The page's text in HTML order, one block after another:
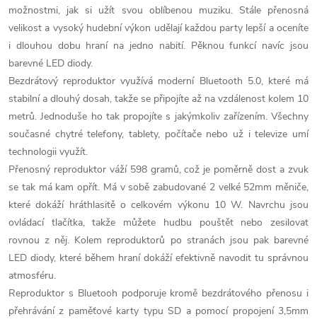
možnostmi, jak si užít svou oblíbenou muziku. Stále přenosná
velikost a vysoký hudební výkon udělají každou party lepší a oceníte
i dlouhou dobu hraní na jedno nabití. Pěknou funkcí navíc jsou
barevné LED diody.
Bezdrátový reproduktor využívá moderní Bluetooth 5.0, které má
stabilní a dlouhý dosah, takže se připojíte až na vzdálenost kolem 10
metrů. Jednoduše ho tak propojíte s jakýmkoliv zařízením. Všechny
současné chytré telefony, tablety, počítače nebo už i televize umí
technologii využít.
Přenosný reproduktor váží 598 gramů, což je poměrně dost a zvuk
se tak má kam opřít. Má v sobě zabudované 2 velké 52mm měniče,
které dokáží hráthlasitě o celkovém výkonu 10 W. Navrchu jsou
ovládací tlačítka, takže můžete hudbu pouštět nebo zesilovat
rovnou z něj. Kolem reproduktorů po stranách jsou pak barevné
LED diody, které během hraní dokáží efektivně navodit tu správnou
atmosféru.
Reproduktor s Bluetooh podporuje kromě bezdrátového přenosu i
přehrávání z paměťové karty typu SD a pomocí propojení 3,5mm